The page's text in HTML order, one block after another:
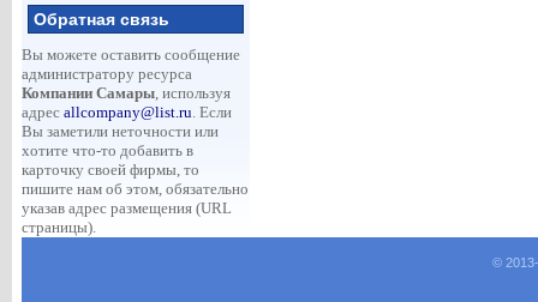
Обратная связь
Вы можете оставить сообщение
администратору ресурса
Компании Самары, используя
адрес allcompany@list.ru. Если
Вы заметили неточности или
хотите что-то добавить в
карточку своей фирмы, то
пишите нам об этом, обязательно
указав адрес размещения (URL
страницы).
© 2013-